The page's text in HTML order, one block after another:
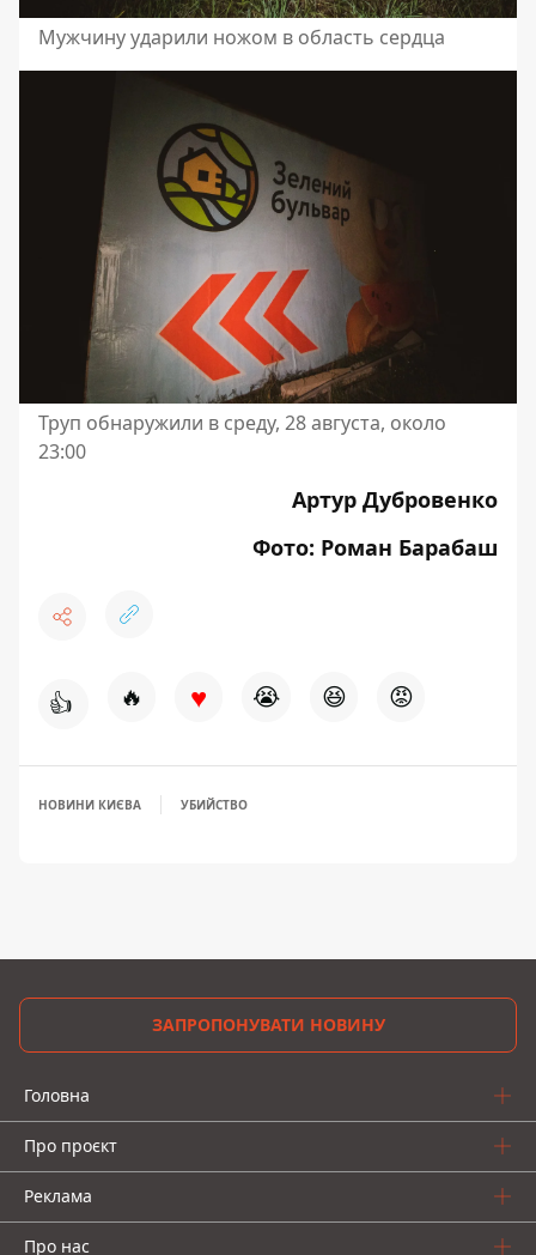
Мужчину ударили ножом в область сердца
Труп обнаружили в среду, 28 августа, около
23:00
Артур Дубровенко
Фото: Роман Барабаш
👍 🔥 ♥ 😭 😆 😡
НОВИНИ КИЄВА УБИЙСТВО
ЗАПРОПОНУВАТИ НОВИНУ
Головна
Про проєкт
Реклама
Про нас